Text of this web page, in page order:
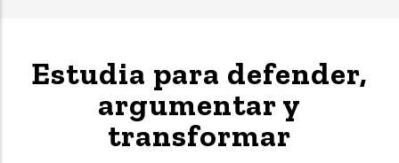
Estudia para defender,
argumentar y
transformar